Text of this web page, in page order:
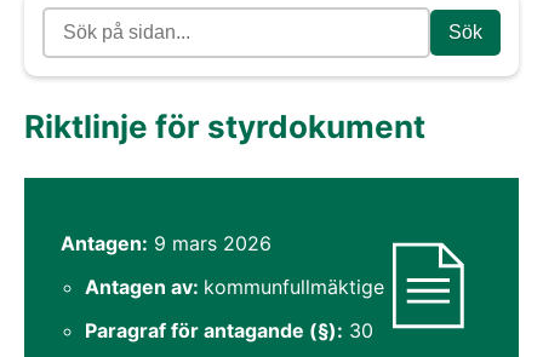
Sök
Riktlinje för styrdokument
Dokumentinformation
Antagen: 9 mars 2026
Antagen av: kommunfullmäktige
Paragraf för antagande (§): 30